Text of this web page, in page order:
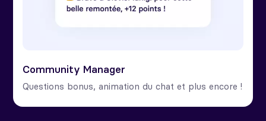
Community Manager
Questions bonus, animation du chat et plus encore !